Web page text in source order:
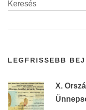
Keresés
LEGFRISSEBB
X.